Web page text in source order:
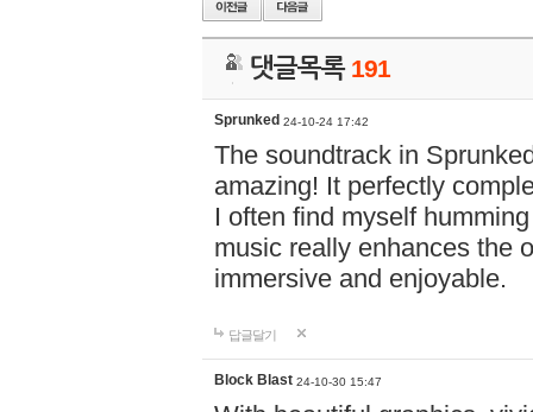
댓글목록 191
Sprunked 24-10-24 17:42
The soundtrack in
amazing! It perfectly
I often find myself
music really enhances the
immersive and enjoyable.
답글달기
Block Blast 24-10-30 15:47